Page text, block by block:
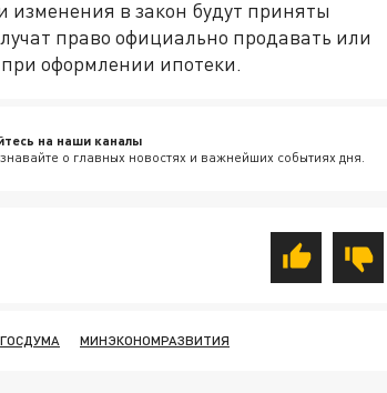
изменения в закон будут приняты
право официально продавать или
оформлении ипотеки.
на наши каналы
о главных новостях и важнейших событиях дня.
ГОСДУМА МИНЭКОНОМРАЗВИТИЯ